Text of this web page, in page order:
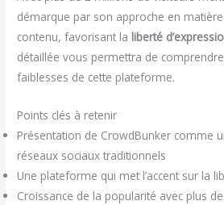
démarque par son approche en
contenu, favorisant la liberté
détaillée vous permettra de
faiblesses de cette plateforme.
Points clés à retenir
Présentation de CrowdBunker comme
réseaux sociaux traditionnels
Une plateforme qui met l’accent sur la
Croissance de la popularité avec plus